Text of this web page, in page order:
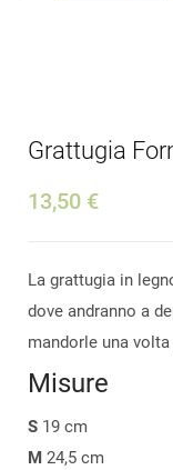
Grattugia
13,50 €
La grattugia in
dove andranno a
mandorle una
Misure
S 19 cm
M 24,5 cm